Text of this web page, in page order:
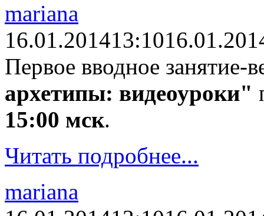
mariana
16.01.201413:10
Первое вводное занятие-
архетипы: видеоуроки"
15:00 мск.
Читать подробнее...
mariana